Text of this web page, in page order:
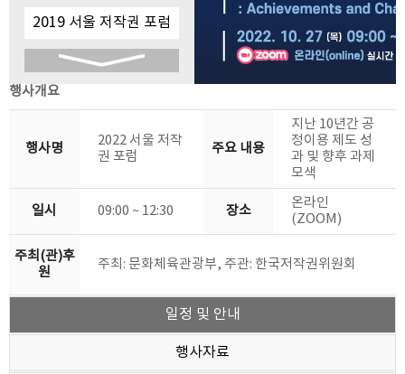
2019 서울 저작권 포럼
2018 서울 저작권 포럼
2017 서울 저작권 포럼
2016 서울 저작권 포럼
2015 서울 저작권 포럼
2014 서울 저작권 포럼
2013 서울국제저작권컨
2012 서울 저작권 포럼
행사개요
행사명
2022 서울 저작
권 포럼
주요 내용
지난 10년간 공
정이용 제도 성
과 및 향후 과제
모색
일시 09:00 ~ 12:30 장소
온라인
(ZOOM)
주최(관)후
원
주최: 문화체육관광부, 주관: 한국저작권위원회
일정 및 안내
행사자료